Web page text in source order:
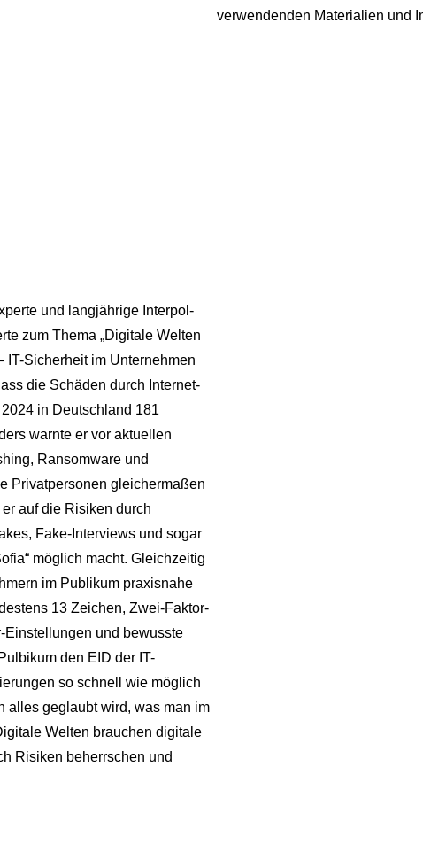
verwendenden Materialien und
und langjährige Interpol-
zum Thema „Digitale Welten
IT-Sicherheit im Unternehmen
die Schäden durch Internet-
in Deutschland 181
warnte er vor aktuellen
Ransomware und
Privatpersonen gleichermaßen
auf die Risiken durch
Fake-Interviews und sogar
möglich macht. Gleichzeitig
im Publikum praxisnahe
13 Zeichen, Zwei-Faktor-
und bewusste
den EID der IT-
so schnell wie möglich
alles geglaubt wird, was man im
Welten brauchen digitale
Risiken beherrschen und